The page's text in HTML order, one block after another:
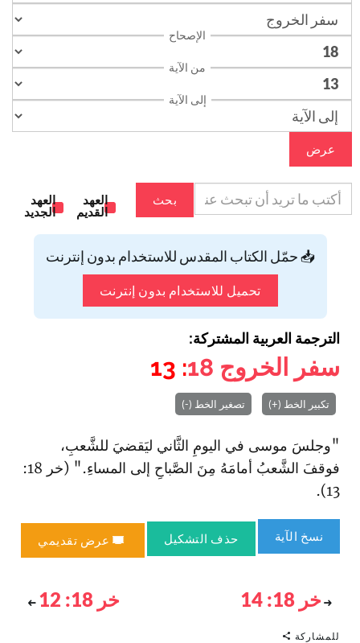
الإصحاح
من الآية
إلى الآية
عرض
بحث
العهد
القديم
العهد
الجديد
📥 حمّل الكتاب المقدس للاستخدام بدون إنترنت
تحميل للاستخدام بدون إنترنت
الترجمة العربية المشتركة:
سفر الخروج 18
: 13
تكبير الخط (+) تصغير الخط (-)
"وجلسَ موسى في اليومِ الثَّاني ليَقضيَ للشَّعبِ،
فوقفَ الشَّعبُ أمامَهُ مِنَ الصَّباحِ إلى المساءِ." (خر 18:
13).
نسخ الآية حذف التشكيل عرض تقديمي
خر 18: 14 خر 18: 12
للمشاركة